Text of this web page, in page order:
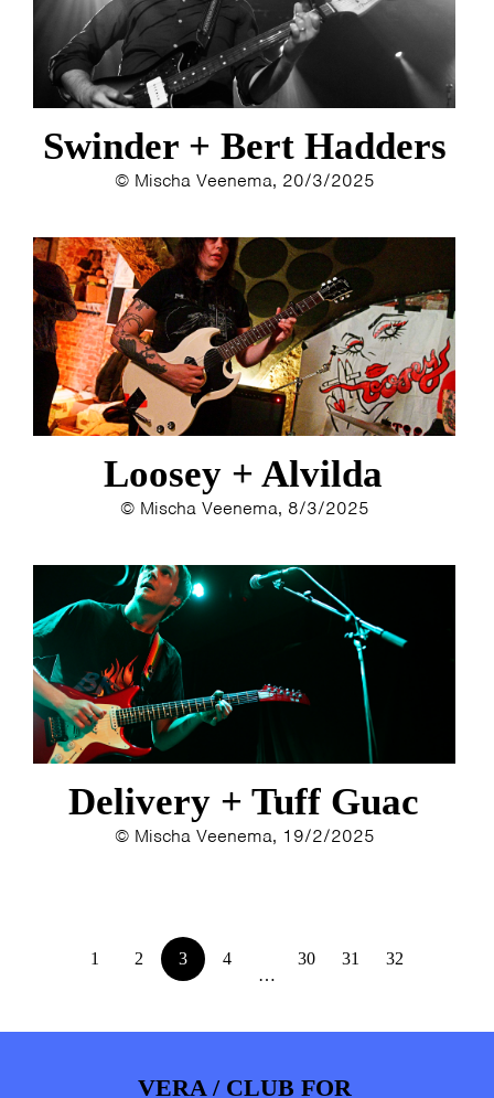
Swinder + Bert Hadders
© Mischa Veenema, 20/3/2025
Loosey + Alvilda
© Mischa Veenema, 8/3/2025
Delivery + Tuff Guac
© Mischa Veenema, 19/2/2025
1 2 3
4
…
30 31 32
VERA / CLUB FOR